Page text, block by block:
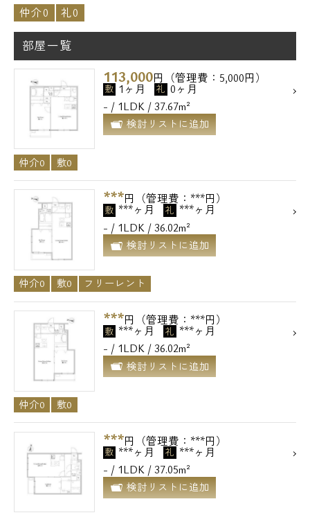
仲介0
礼0
部屋一覧
113,000円（管理費：5,000円）
敷 1ヶ月 礼 0ヶ月
- / 1LDK / 37.67m²
検討リストに追加
仲介0 敷0
***円（管理費：***円）
敷 ***ヶ月 礼 ***ヶ月
- / 1LDK / 36.02m²
検討リストに追加
仲介0 敷0 フリーレント
***円（管理費：***円）
敷 ***ヶ月 礼 ***ヶ月
- / 1LDK / 36.02m²
検討リストに追加
仲介0 敷0
***円（管理費：***円）
敷 ***ヶ月 礼 ***ヶ月
- / 1LDK / 37.05m²
検討リストに追加